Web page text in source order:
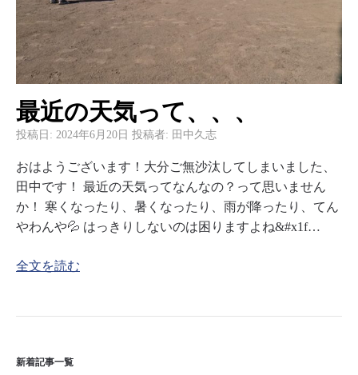
最近の天気って、、、
投稿日: 2024年6月20日 投稿者: 田中久志
おはようございます！大分ご無沙汰してしまいました、
田中です！ 最近の天気ってなんなの？って思いません
か！ 寒くなったり、暑くなったり、雨が降ったり、てん
やわんや💦 はっきりしないのは困りますよね&#x1f…
全文を読む
新着記事一覧